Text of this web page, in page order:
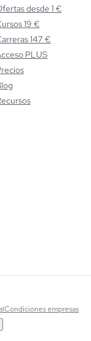
desde 1 €
19 €
147 €
PLUS
Condiciones empresas